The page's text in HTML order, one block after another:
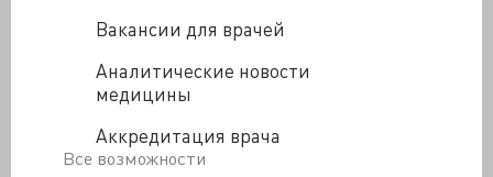
Вакансии для врачей
Аналитические новости
медицины
Аккредитация врача
Все возможности